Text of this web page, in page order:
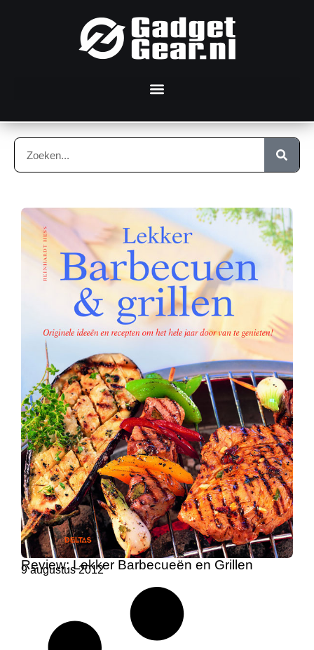
Review: Lekker Barbecueën en Grillen
9 augustus 2012